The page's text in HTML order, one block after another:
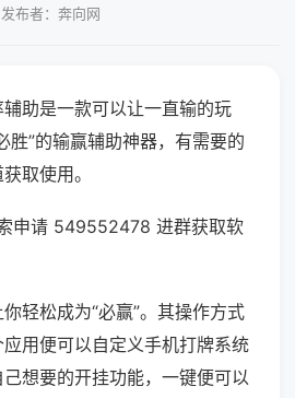
发布者：奔向网
助是一款可以让一直输的玩
胜”的输赢辅助神器，有需要的
取使用。
申请 549552478 进群获取软
轻松成为“必赢”。其操作方式
用便可以自定义手机打牌系统
想要的开挂功能，一键便可以